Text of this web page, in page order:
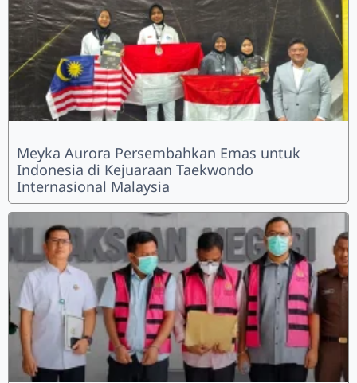
Meyka Aurora Persembahkan Emas untuk
Indonesia di Kejuaraan Taekwondo
Internasional Malaysia